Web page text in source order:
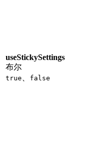
useStickySettings
布尔
true false